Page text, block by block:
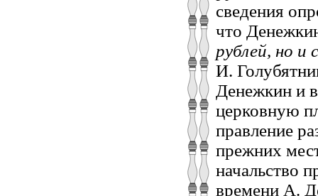
сведения
что
рублей, но и
И.
Денежкин и
церковную
правление
прежних
начальство
времени А.